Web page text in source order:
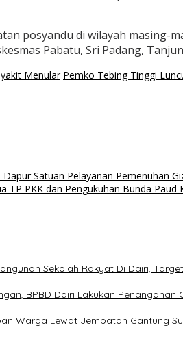
posyandu di wilayah masing-
Pabatu, Sri Padang,
Menular Pemko Tebing Tinggi
Satuan Pelayanan Pemenuhan
TP PKK dan Pengukuhan Bunda
Sekolah Rakyat Di Dairi,
BPBD Dairi Lakukan Penanganan
Warga Lewat Jembatan Gantung